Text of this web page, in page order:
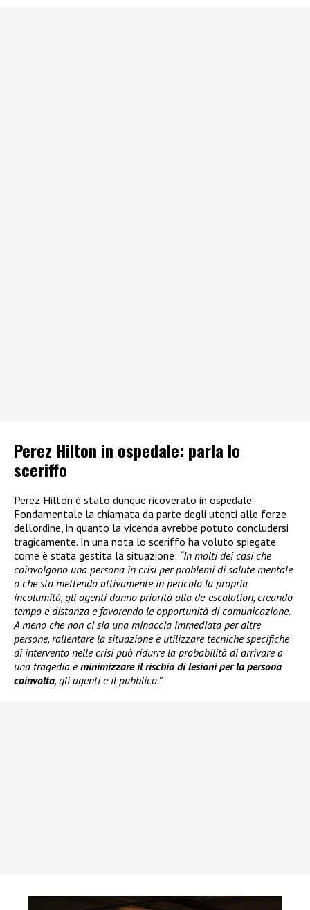
Perez Hilton in ospedale: parla lo
sceriffo
Perez Hilton è stato dunque ricoverato in ospedale.
Fondamentale la chiamata da parte degli utenti alle forze
dell’ordine, in quanto la vicenda avrebbe potuto concludersi
tragicamente. In una nota lo sceriffo ha voluto spiegate
come è stata gestita la situazione: “In molti dei casi che
coinvolgono una persona in crisi per problemi di salute mentale
o che sta mettendo attivamente in pericolo la propria
incolumità, gli agenti danno priorità alla de-escalation, creando
tempo e distanza e favorendo le opportunità di comunicazione.
A meno che non ci sia una minaccia immediata per altre
persone, rallentare la situazione e utilizzare tecniche specifiche
di intervento nelle crisi può ridurre la probabilità di arrivare a
una tragedia eminimizzare il rischio di lesioni per la persona
coinvolta, gli agenti e il pubblico.”